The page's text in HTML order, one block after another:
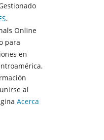
.
Online
para
en
al
Acerca